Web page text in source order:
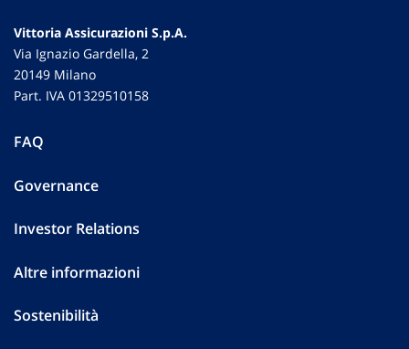
Vittoria Assicurazioni S.p.A.
Via Ignazio Gardella, 2
20149 Milano
Part. IVA 01329510158
FAQ
Governance
Investor Relations
Altre informazioni
Sostenibilità